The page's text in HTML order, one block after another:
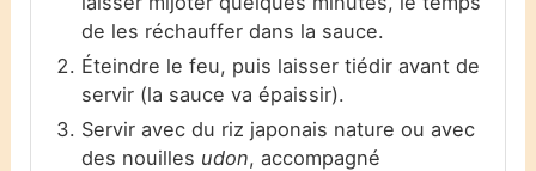
de les réchauffer dans la sauce.
Éteindre le feu, puis laisser tiédir avant de
servir (la sauce va épaissir).
Servir avec du riz japonais nature ou avec
des nouilles udon, accompagné